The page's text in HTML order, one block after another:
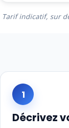
Tarif indicatif, sur
1
Décrivez